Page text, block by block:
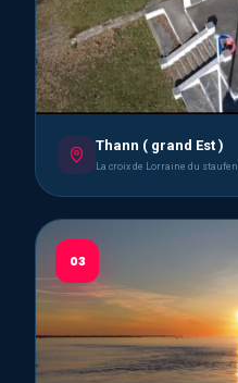
Thann ( grand Est )
La croix de Lorraine du staufen
03